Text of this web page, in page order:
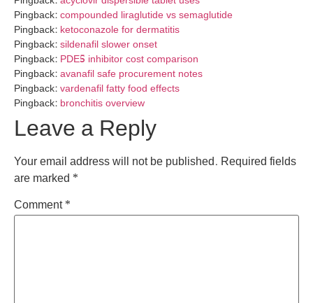
Pingback:compounded liraglutide vs semaglutide
Pingback: ketoconazole for dermatitis
Pingback:sildenafil slower onset
Pingback: PDE5 inhibitor cost comparison
Pingback:avanafil safe procurement notes
Pingback:vardenafil fatty food effects
Pingback: bronchitis overview
Leave a Reply
Your email address will not be published. Required fields
are marked *
Comment*